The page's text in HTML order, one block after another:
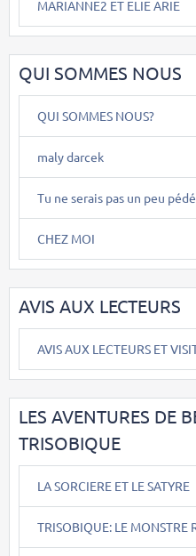
MARIANNE2 ET ELIE ARIE
QUI SOMMES NOUS
QUI SOMMES NOUS?
maly darcek
Tu ne serais pas un peu
CHEZ MOI
AVIS AUX LECTEURS
AVIS AUX LECTEURS ET
LES AVENTURES DE
TRISOBIQUE
LA SORCIERE ET LE SATYRE
TRISOBIQUE: LE MONSTRE